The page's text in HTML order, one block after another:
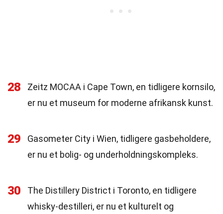
28
Zeitz MOCAA i Cape Town, en tidligere kornsilo,
er nu et museum for moderne afrikansk kunst.
29
Gasometer City i Wien, tidligere gasbeholdere,
er nu et bolig- og underholdningskompleks.
30
The Distillery District i Toronto, en tidligere
whisky-destilleri, er nu et kulturelt og